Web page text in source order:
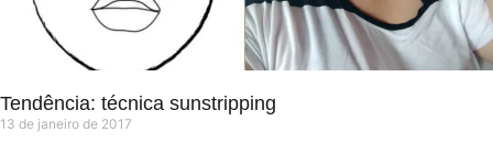
Tendência: técnica sunstripping
13 de janeiro de 2017